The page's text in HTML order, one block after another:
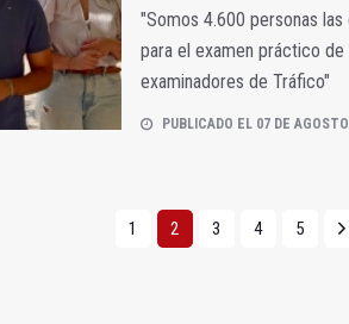
"Somos 4.600 personas
para el examen práctico
examinadores de Tráfico"
PUBLICADO EL 07 DE
1 2 3 4 5